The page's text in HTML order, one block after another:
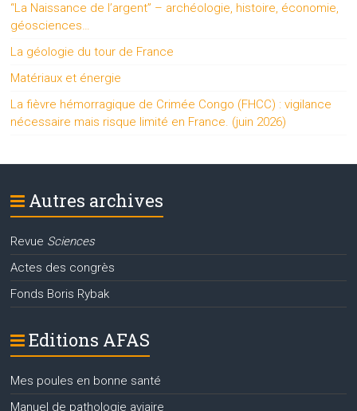
“La Naissance de l’argent” – archéologie, histoire, économie,
géosciences…
La géologie du tour de France
Matériaux et énergie
La fièvre hémorragique de Crimée Congo (FHCC) : vigilance
nécessaire mais risque limité en France. (juin 2026)
Autres archives
Revue Sciences
Actes des congrès
Fonds Boris Rybak
Editions AFAS
Mes poules en bonne santé
Manuel de pathologie aviaire